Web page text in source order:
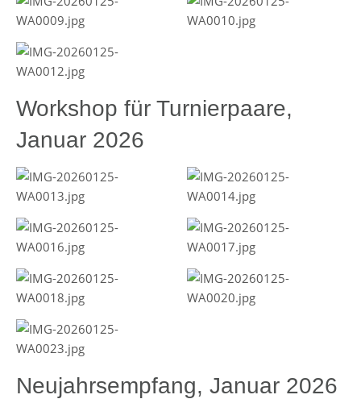
Workshop für Turnierpaare,
Januar 2026
Neujahrsempfang, Januar 2026